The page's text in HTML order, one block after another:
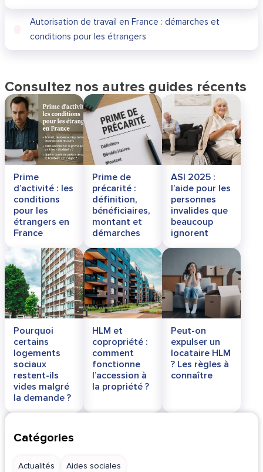
Autorisation de travail en France : démarches et
conditions pour les étrangers
Consultez nos autres guides récents
Prime
d’activité : les
conditions
pour les
étrangers en
France
Prime de
précarité :
définition,
bénéficiaires,
montant et
démarches
ASI 2025 :
l’aide pour les
personnes
invalides que
beaucoup
ignorent
Pourquoi
certains
logements
sociaux
restent-ils
vides malgré
la demande ?
HLM et
copropriété :
comment
fonctionne
l’accession à
la propriété ?
Peut-on
expulser un
locataire HLM
? Les règles à
connaître
Catégories
Actualités Aides sociales